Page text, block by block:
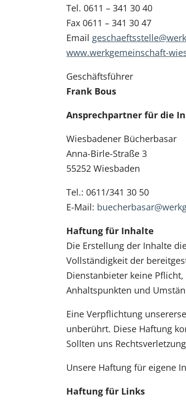
Tel. 0611 – 341 30 40
Fax 0611 – 341 30 47
Email
www.werkgemeinschaft-
Geschäftsführer
Frank Bous
Ansprechpartner für die
Wiesbadener Bücherbasar
Anna-Birle-Straße 3
55252 Wiesbaden
Tel.: 0611/341 30 50
E-Mail:
Haftung für Inhalte
Die Erstellung der Inhalte
Vollständigkeit der
Dienstanbieter keine
Anhaltspunkten und
Eine Verpflichtung
unberührt. Diese Haftung
Sollten uns
Unsere Haftung für eigene
Haftung für Links